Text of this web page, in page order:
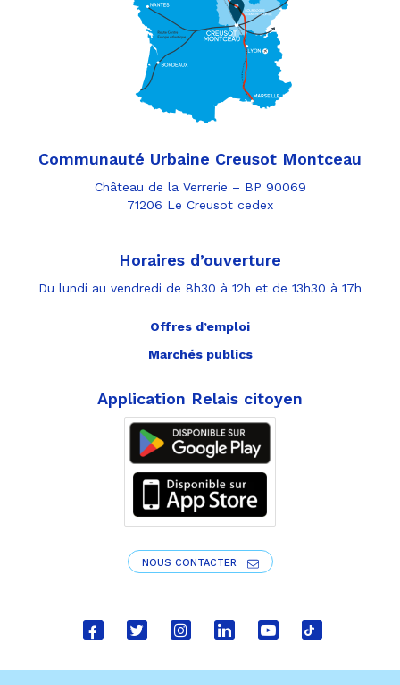
Communauté Urbaine Creusot Montceau
Château de la Verrerie – BP 90069
71206 Le Creusot cedex
Horaires d’ouverture
Du lundi au vendredi de 8h30 à 12h et de 13h30 à 17h
Lien
Lien
Lien
Lien
Lien
Lien
Offres d’emploi
Marchés publics
Application Relais citoyen
NOUS CONTACTER